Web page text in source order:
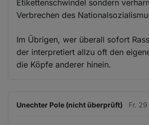
Etikettenschwindel sondern
Verbrechen des
Im Übrigen, wer überall sofort
der interpretiert allzu oft den
die Köpfe anderer hinein.
Unechter Pole (nicht überprüft) Fr.